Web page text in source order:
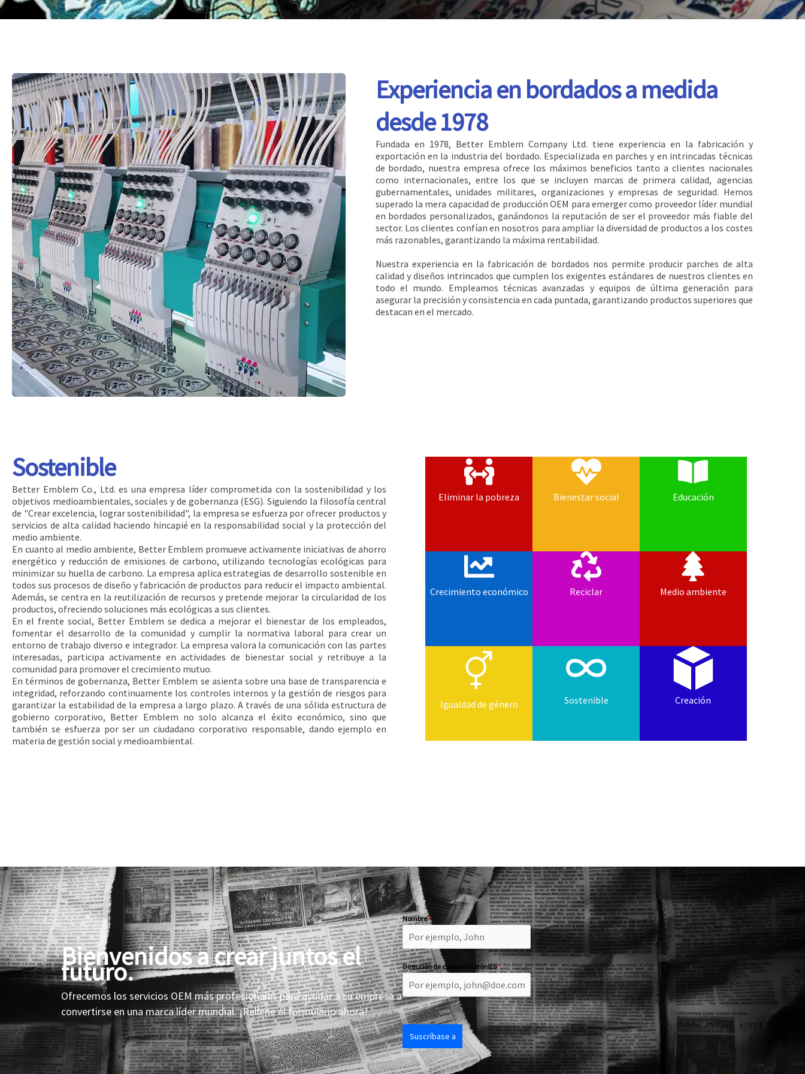
Experiencia en bordados a medida
desde 1978
Fundada en 1978, Better Emblem Company Ltd. tiene experiencia en la fabricación y
exportación en la industria del bordado. Especializada en parches y en intrincadas técnicas
de bordado, nuestra empresa ofrece los máximos beneficios tanto a clientes nacionales
como internacionales, entre los que se incluyen marcas de primera calidad, agencias
gubernamentales, unidades militares, organizaciones y empresas de seguridad. Hemos
superado la mera capacidad de producción OEM para emerger como proveedor líder mundial
en bordados personalizados, ganándonos la reputación de ser el proveedor más fiable del
sector. Los clientes confían en nosotros para ampliar la diversidad de productos a los costes
más razonables, garantizando la máxima rentabilidad.
Nuestra experiencia en la fabricación de bordados nos permite producir parches de alta
calidad y diseños intrincados que cumplen los exigentes estándares de nuestros clientes en
todo el mundo. Empleamos técnicas avanzadas y equipos de última generación para
asegurar la precisión y consistencia en cada puntada, garantizando productos superiores que
destacan en el mercado.
Sostenible
Better Emblem Co., Ltd. es una empresa líder comprometida con la sostenibilidad y los
objetivos medioambientales, sociales y de gobernanza (ESG). Siguiendo la filosofía central
de "Crear excelencia, lograr sostenibilidad", la empresa se esfuerza por ofrecer productos y
servicios de alta calidad haciendo hincapié en la responsabilidad social y la protección del
medio ambiente.
En cuanto al medio ambiente, Better Emblem promueve activamente iniciativas de ahorro
energético y reducción de emisiones de carbono, utilizando tecnologías ecológicas para
minimizar su huella de carbono. La empresa aplica estrategias de desarrollo sostenible en
todos sus procesos de diseño y fabricación de productos para reducir el impacto ambiental.
Además, se centra en la reutilización de recursos y pretende mejorar la circularidad de los
productos, ofreciendo soluciones más ecológicas a sus clientes.
En el frente social, Better Emblem se dedica a mejorar el bienestar de los empleados,
fomentar el desarrollo de la comunidad y cumplir la normativa laboral para crear un
entorno de trabajo diverso e integrador. La empresa valora la comunicación con las partes
interesadas, participa activamente en actividades de bienestar social y retribuye a la
comunidad para promover el crecimiento mutuo.
En términos de gobernanza, Better Emblem se asienta sobre una base de transparencia e
integridad, reforzando continuamente los controles internos y la gestión de riesgos para
garantizar la estabilidad de la empresa a largo plazo. A través de una sólida estructura de
gobierno corporativo, Better Emblem no solo alcanza el éxito económico, sino que
también se esfuerza por ser un ciudadano corporativo responsable, dando ejemplo en
materia de gestión social y medioambiental.
Eliminar la pobreza Bienestar social Educación
Crecimiento económico Reciclar Medio ambiente
Igualdad de género Sostenible Creación
Bienvenidos a crear juntos el
futuro.
Ofrecemos los servicios OEM más profesionales para ayudar a su empresa a
convertirse en una marca líder mundial. ¡Rellene el formulario ahora!
Nombre*
Dirección de correo electrónico*
Suscríbase a